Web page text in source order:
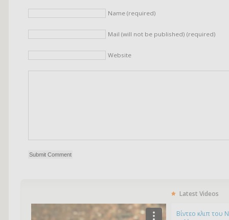
Name (required)
Mail (will not be published) (required)
Website
Latest Videos
Bίντεο κλιπ του